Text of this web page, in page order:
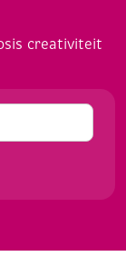
creativiteit